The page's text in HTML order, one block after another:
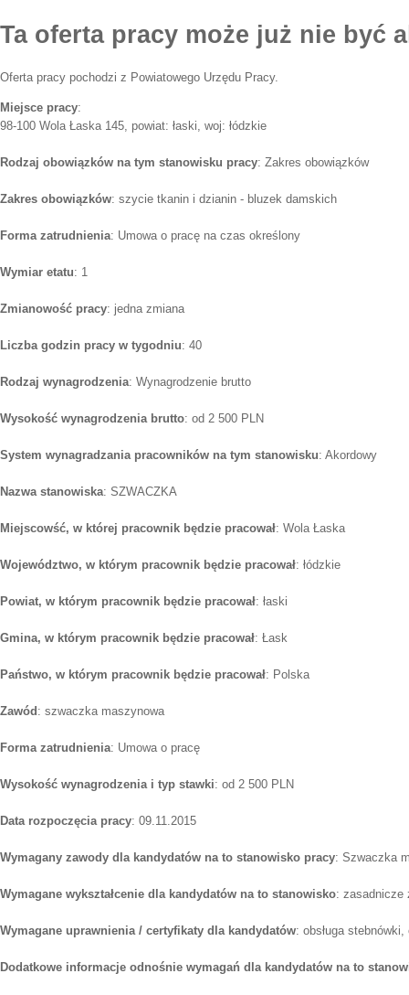
Ta oferta pracy może już nie być
Oferta pracy pochodzi z Powiatowego Urzędu Pracy.
Miejsce pracy:
98-100 Wola Łaska 145, powiat: łaski, woj: łódzkie
Rodzaj obowiązków na tym stanowisku pracy: Zakres obowiązków
Zakres obowiązków: szycie tkanin i dzianin - bluzek damskich
Forma zatrudnienia: Umowa o pracę na czas określony
Wymiar etatu: 1
Zmianowość pracy: jedna zmiana
Liczba godzin pracy w tygodniu: 40
Rodzaj wynagrodzenia: Wynagrodzenie brutto
Wysokość wynagrodzenia brutto: od 2 500 PLN
System wynagradzania pracowników na tym stanowisku: Akordowy
Nazwa stanowiska: SZWACZKA
Miejscowść, w której pracownik będzie pracował: Wola Łaska
Województwo, w którym pracownik będzie pracował: łódzkie
Powiat, w którym pracownik będzie pracował: łaski
Gmina, w którym pracownik będzie pracował: Łask
Państwo, w którym pracownik będzie pracował: Polska
Zawód: szwaczka maszynowa
Forma zatrudnienia: Umowa o pracę
Wysokość wynagrodzenia i typ stawki: od 2 500 PLN
Data rozpoczęcia pracy: 09.11.2015
Wymagany zawody dla kandydatów na to stanowisko pracy: Szwaczka
Wymagane wykształcenie dla kandydatów na to stanowisko: zasadnicze
Wymagane uprawnienia / certyfikaty dla kandydatów: obsługa
Dodatkowe informacje odnośnie wymagań dla kandydatów na to